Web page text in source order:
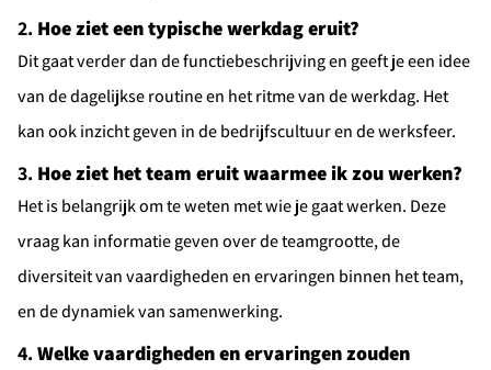
2. Hoe ziet een typische werkdag eruit?
Dit gaat verder dan de functiebeschrijving en geeft je een idee
van de dagelijkse routine en het ritme van de werkdag. Het
kan ook inzicht geven in de bedrijfscultuur en de werksfeer.
3. Hoe ziet het team eruit waarmee ik zou werken?
Het is belangrijk om te weten met wie je gaat werken. Deze
vraag kan informatie geven over de teamgrootte, de
diversiteit van vaardigheden en ervaringen binnen het team,
en de dynamiek van samenwerking.
4. Welke vaardigheden en ervaringen zouden